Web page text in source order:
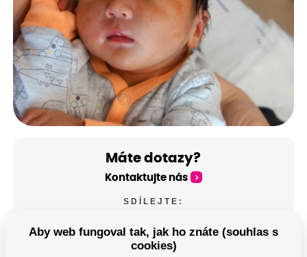
Máte dotazy?
Kontaktujte nás
SDÍLEJTE:
Aby web fungoval tak, jak ho znáte (souhlas s
cookies)